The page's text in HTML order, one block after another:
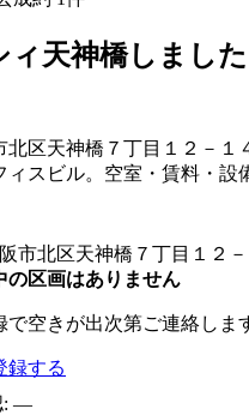
ィ天神橋しました
北区天神橋７丁目１２－１
ィスビル。空室・賃料・設
市北区天神橋７丁目１２－
の区画はありません
空きが出次第ご連絡しま
録する
—